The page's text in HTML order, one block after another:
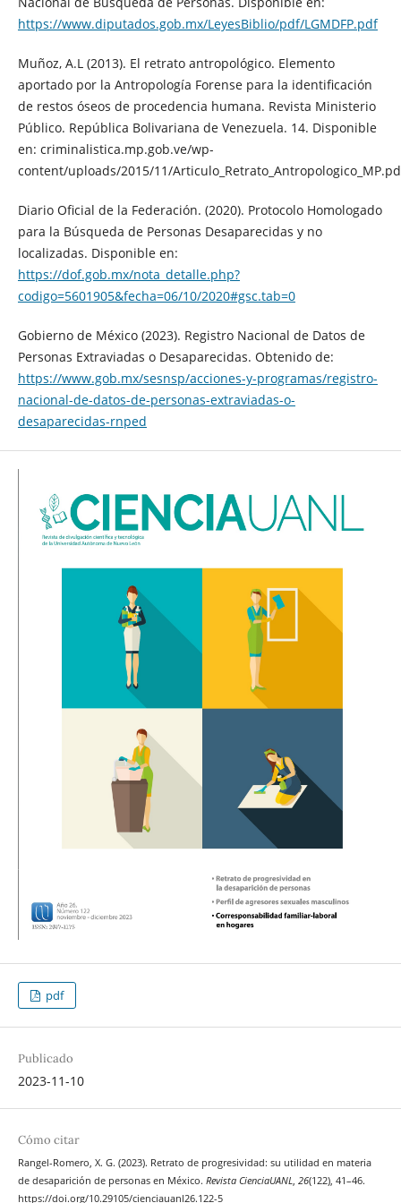
https://www.diputados.gob.mx/LeyesBiblio/pdf/LGMDFP.pdf
Muñoz, A.L (2013). El retrato antropológico. Elemento
aportado por la Antropología Forense para la identificación
de restos óseos de procedencia humana. Revista Ministerio
Público. República Bolivariana de Venezuela. 14. Disponible
en: criminalistica.mp.gob.ve/wp-
content/uploads/2015/11/
Diario Oficial de la Federación. (2020). Protocolo Homologado
para la Búsqueda de Personas Desaparecidas y no
localizadas. Disponible en:
https://dof.gob.mx/nota_detalle.php?
codigo=5601905&fecha=06/10/2020#gsc.tab=0
Gobierno de México (2023). Registro Nacional de Datos de
Personas Extraviadas o Desaparecidas. Obtenido de:
https://www.gob.mx/sesnsp/acciones-y-programas/registro-
nacional-de-datos-de-personas-extraviadas-o-
desaparecidas-rnped
pdf
Publicado
2023-11-10
Cómo citar
Rangel-Romero, X. G. (2023). Retrato de progresividad: su utilidad en materia
de desaparición de personas en México. Revista CienciaUANL 26(122), 41–46.
https://doi.org/10.29105/cienciauanl26.122-5